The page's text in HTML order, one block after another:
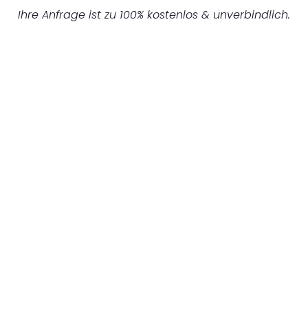
Ihre Anfrage ist zu 100% kostenlos & unverbindlich.